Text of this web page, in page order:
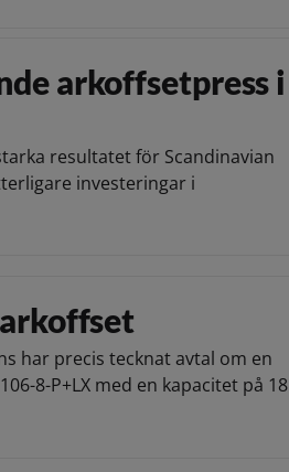
arkoffsetpress i
resultatet för Scandinavian
investeringar i
har precis tecknat avtal om en
8-P+LX med en kapacitet på 18